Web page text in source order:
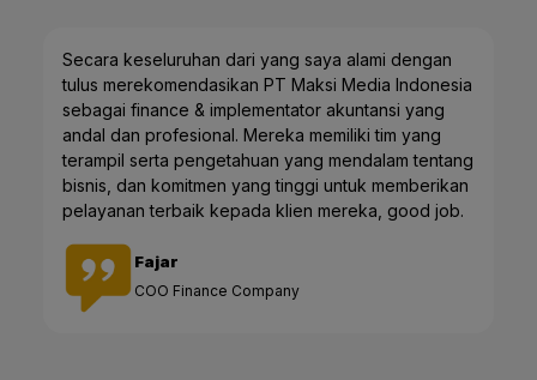
Secara keseluruhan dari yang saya alami dengan
tulus merekomendasikan PT Maksi Media Indonesia
sebagai finance & implementator akuntansi yang
andal dan profesional. Mereka memiliki tim yang
terampil serta pengetahuan yang mendalam tentang
bisnis, dan komitmen yang tinggi untuk memberikan
pelayanan terbaik kepada klien mereka, good job.
Fajar
COO Finance Company